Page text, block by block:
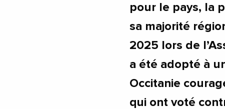
pour le pays, la
sa majorité
2025 lors de
a été adopté à
Occitanie
qui ont voté